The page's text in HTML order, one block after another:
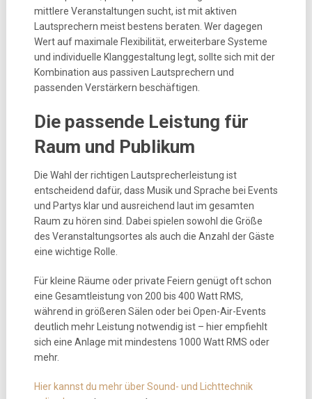
mittlere Veranstaltungen sucht, ist mit aktiven
Lautsprechern meist bestens beraten. Wer dagegen
Wert auf maximale Flexibilität, erweiterbare Systeme
und individuelle Klanggestaltung legt, sollte sich mit der
Kombination aus passiven Lautsprechern und
passenden Verstärkern beschäftigen.
Die passende Leistung für
Raum und Publikum
Die Wahl der richtigen Lautsprecherleistung ist
entscheidend dafür, dass Musik und Sprache bei Events
und Partys klar und ausreichend laut im gesamten
Raum zu hören sind. Dabei spielen sowohl die Größe
des Veranstaltungsortes als auch die Anzahl der Gäste
eine wichtige Rolle.
Für kleine Räume oder private Feiern genügt oft schon
eine Gesamtleistung von 200 bis 400 Watt RMS,
während in größeren Sälen oder bei Open-Air-Events
deutlich mehr Leistung notwendig ist – hier empfiehlt
sich eine Anlage mit mindestens 1000 Watt RMS oder
mehr.
Hier kannst du mehr über Sound- und Lichttechnik